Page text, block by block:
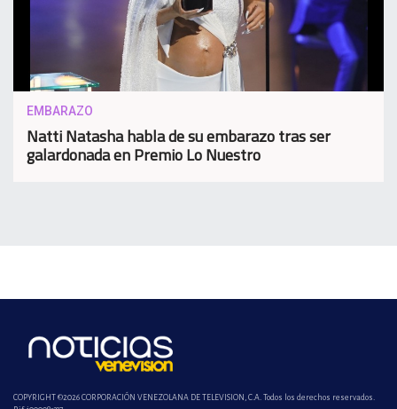
EMBARAZO
Natti Natasha habla de su embarazo tras ser
galardonada en Premio Lo Nuestro
COPYRIGHT ©2026 CORPORACIÓN VENEZOLANA DE TELEVISION, C.A. Todos los derechos reservados.